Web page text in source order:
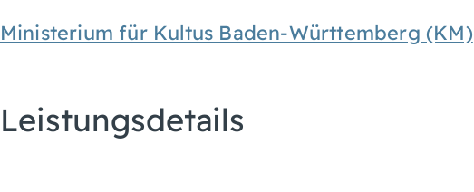
Ministerium für Kultus Baden-Württemberg (KM)
Leistungsdetails